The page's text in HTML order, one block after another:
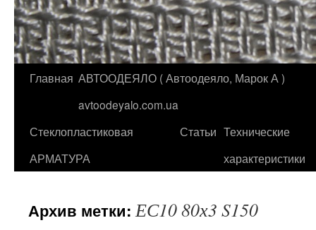
Перейти
содержимому
Главная АВТООДЕЯЛО ( Автоодеяло, Марок А )
avtoodeyalo.com.ua
Стеклопластиковая
АРМАТУРА
Статьи Технические
характеристики
Архив метки:ЕС10 80х3 S150